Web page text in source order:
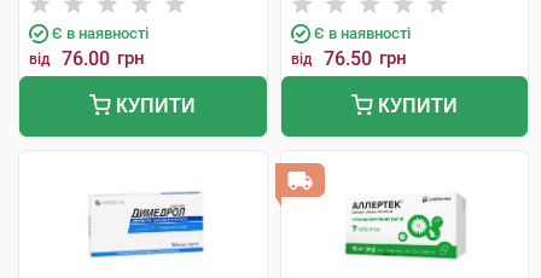
Є в наявності
від 76.00 грн
КУПИТИ
Є в наявності
від 76.50 грн
КУПИТИ